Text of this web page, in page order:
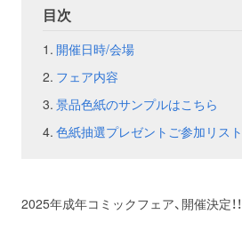
目次
開催日時/会場
フェア内容
景品色紙のサンプルはこちら
色紙抽選プレゼントご参加リスト
2025年成年コミックフェア、開催決定！！